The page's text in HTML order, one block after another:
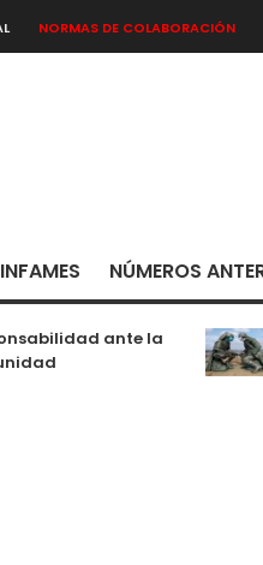
NORMAS DE COLABORACIÓN
NÚMEROS
ante la